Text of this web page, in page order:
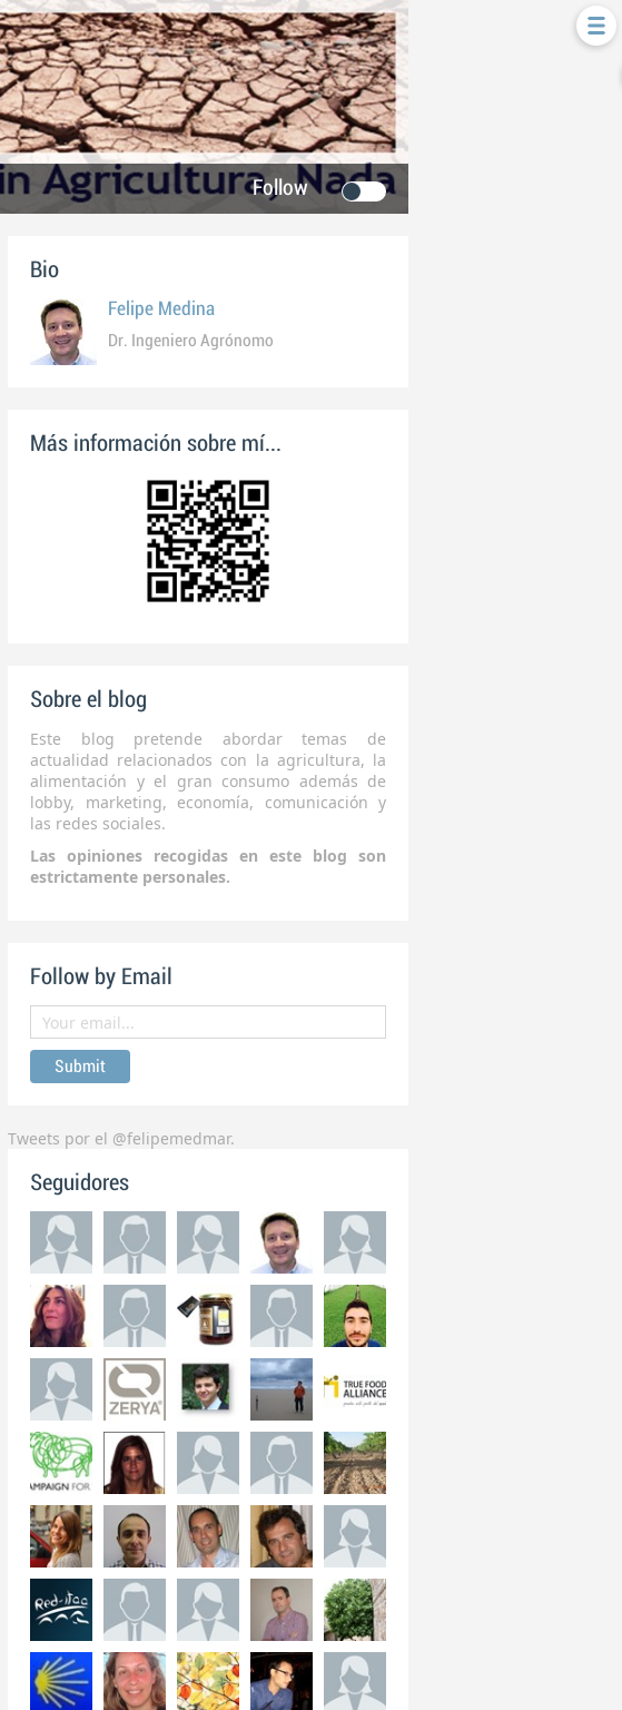
Follow
Bio
Felipe Medina
Dr. Ingeniero Agrónomo
Más información sobre mí...
Sobre el blog
Este blog pretende abordar temas de
actualidad relacionados con la agricultura, la
alimentación y el gran consumo además de
lobby, marketing, economía, comunicación y
las redes sociales.
Las opiniones recogidas en este blog son
estrictamente personales.
Follow by Email
Tweets por el @felipemedmar.
Seguidores